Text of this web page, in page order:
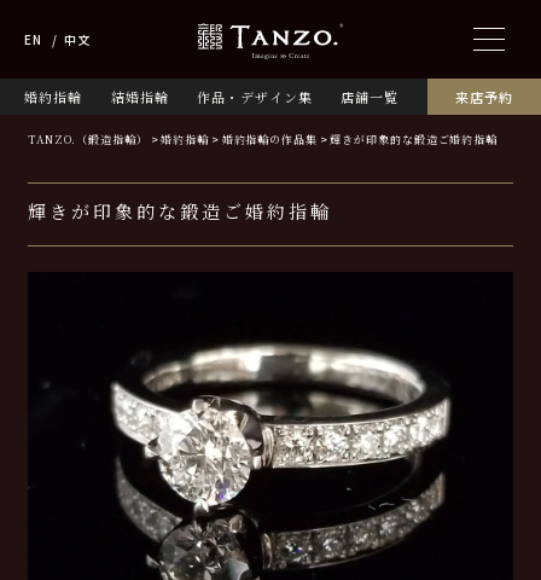
婚約指輪 結婚指輪 作品・デザイン集 店舗一覧 来店予約
EN 中文
TANZO.（鍛造指輪） 婚約指輪 婚約指輪の作品集 輝きが印象的な鍛造ご婚約指輪
輝きが印象的な鍛造ご婚約指輪